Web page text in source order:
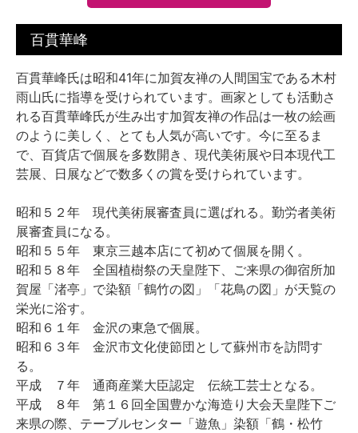
百貫華峰
百貫華峰氏は昭和41年に加賀友禅の人間国宝である木村
雨山氏に指導を受けられています。画家としても活動さ
れる百貫華峰氏が生み出す加賀友禅の作品は一枚の絵画
のように美しく、とても人気が高いです。今に至るま
で、百貨店で個展を多数開き、現代美術展や日本現代工
芸展、日展などで数多くの賞を受けられています。
昭和５２年 現代美術展審査員に選ばれる。勤労者美術
展審査員になる。
昭和５５年 東京三越本店にて初めて個展を開く。
昭和５８年 全国植樹祭の天皇陛下、ご来県の御宿所加
賀屋「渚亭」で染額「鶴竹の図」「花鳥の図」が天覧の
栄光に浴す。
昭和６１年 金沢の東急で個展。
昭和６３年 金沢市文化使節団として蘇州市を訪問す
る。
平成 ７年 通商産業大臣認定 伝統工芸士となる。
平成 ８年 第１６回全国豊かな海造り大会天皇陛下ご
来県の際、テーブルセンター「遊魚」染額「鶴・松竹